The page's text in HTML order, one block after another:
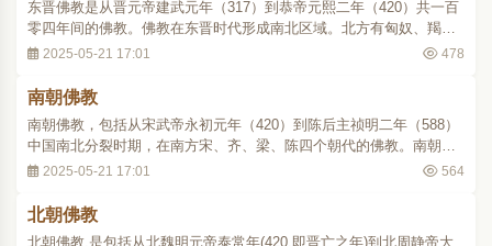
东晋佛教是从晋元帝建武元年（317）到恭帝元熙二年（420）共一百
零四年间的佛教。佛教在东晋时代形成南北区域。北方有匈奴、羯、
鲜卑、氐、羌等民族所建立的二赵、三秦、四燕、五凉及夏、成（成
而加以提倡，就中在后赵、前后秦、北凉均盛..
2025-05-21 17:01 478
南朝佛教
南朝佛教，包括从宋武帝永初元年（420）到陈后主祯明二年（588）
中国南北分裂时期，在南方宋、齐、梁、陈四个朝代的佛教。南朝各
代对于佛教的态度，大略与东晋相同，统治阶级及一般文人学士也大
尚之等告以佛化有助于政教之说，即致意佛..
2025-05-21 17:01 564
北朝佛教
北朝佛教,是包括从北魏明元帝泰常年(420,即晋亡之年)到北周静帝大